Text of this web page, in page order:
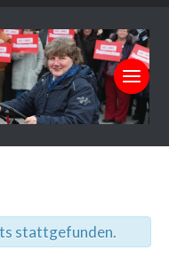
stattgefunden.